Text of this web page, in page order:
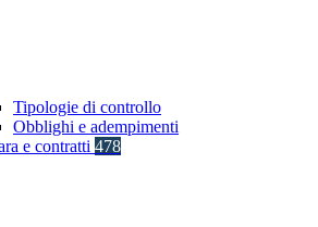
Tipologie di controllo
Obblighi e adempimenti
e contratti 478